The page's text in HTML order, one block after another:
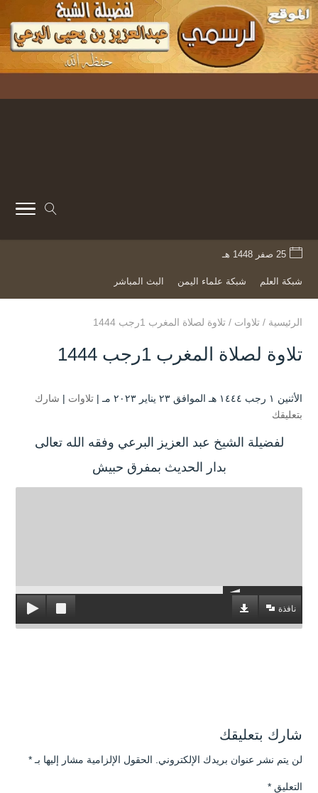
25 صفر 1448 هـ
شبكة العلم شبكة علماء اليمن البث المباشر
الرئيسية / تلاوات / تلاوة لصلاة المغرب 1رجب 1444
تلاوة لصلاة المغرب 1رجب 1444
الأثنين ۱ رجب ۱٤٤٤ هـ الموافق ۲۳ يناير ۲۰۲۳ مـ | تلاوات | شارك
بتعليقك
لفضيلة الشيخ عبد العزيز البرعي وفقه الله تعالى
بدار الحديث بمفرق حبيش
نافذة
شارك بتعليقك
لن يتم نشر عنوان بريدك الإلكتروني. الحقول الإلزامية مشار إليها بـ *
التعليق *